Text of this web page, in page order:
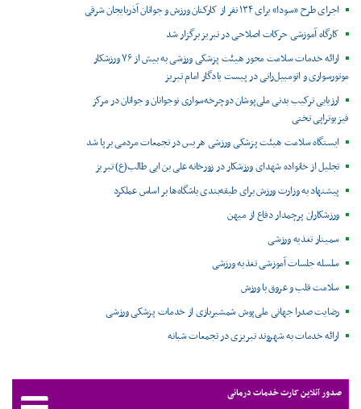
اجرای طرح «سودا» برای ۱۳۴ نفر از کارکنان ورزش و جوانان آذربایجان شرقی
کارگاه آموزشی حرکات اصلاحی در تبریز برگزار شد
ارائه خدمات سلامت محور هیئت پزشکی ورزشی به بیش از ۷۶ ورزشکار
موتورسواری و اتومبیل‌رانی در پیست یادگار امام تبریز
ارزیابی ترکیب بدنی ملی‌پوشان دوچرخه‌سواری نوجوانان و جوانان در مرکز
فیزیوتراپی تختی
ایستگاه سلامت هیئت پزشکی ورزشی هریس در تجمعات مردمی برپا شد
تجلیل از خانواده شهدای ورزشکار در زورخانه علی بن ابی طالب(ع) تبریز
پیشنهاد به وزارت ورزش برای طبقه‌بندی باشگاه‌ها بر اساس عملکرد
ورزشکاران پرچمدار دفاع از میهن
سمینار تغذیه ورزشی
سلسله جلسات آموزشی تغذیه ورزشی
سلامت قلب و عروق با ورزش
رضایت صدرا جهانی ملی‌پوش شمشیربازی از خدمات پزشکی ورزشی
ارائه خدمات به شهروند تبریزی در تجمعات شبانه
صدور آنلاین کارت خدمات درمانی